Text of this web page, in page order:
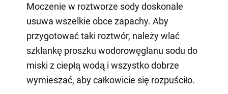
Moczenie w roztworze sody doskonale
usuwa wszelkie obce zapachy. Aby
przygotować taki roztwór, należy wlać
szklankę proszku wodorowęglanu sodu do
miski z ciepłą wodą i wszystko dobrze
wymieszać, aby całkowicie się rozpuściło.